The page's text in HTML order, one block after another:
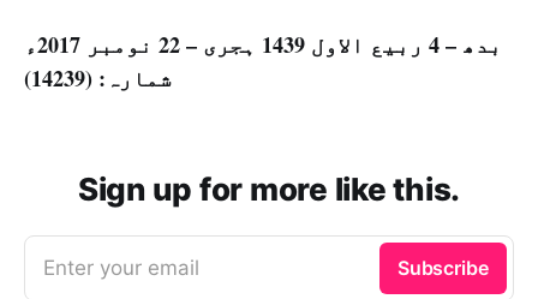
بدھ – 4 ربيع الاول 1439 ہجری – 22 نومبر 2017ء
شمارہ: (14239)
Sign up for more like this.
Enter your email Subscribe